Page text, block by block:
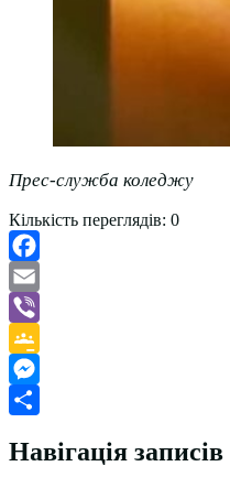
Прес-служба коледжу
Кількість переглядів: 0
Facebook
Email
Viber
Google
Classroom
Messenger
Навігація записів